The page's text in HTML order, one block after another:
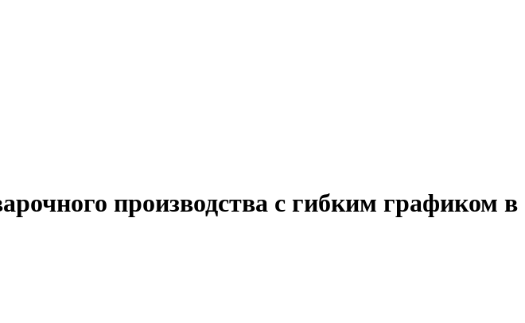
производства с гибким графиком в